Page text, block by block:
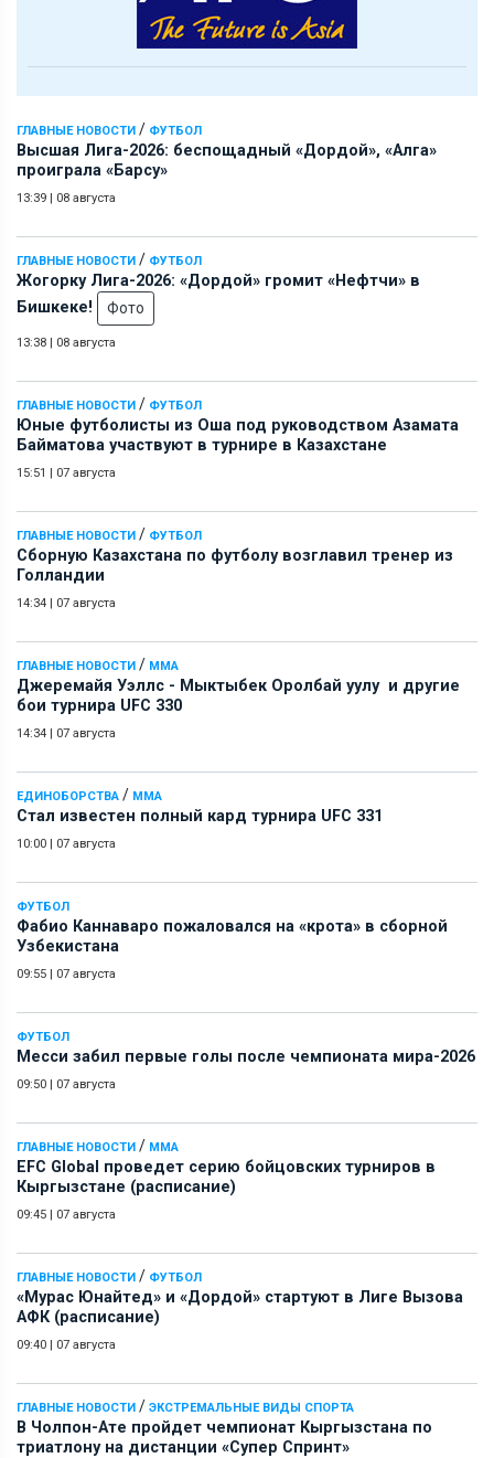
ГЛАВНЫЕ НОВОСТИ / ФУТБОЛ
Высшая Лига-2026: беспощадный «Дордой», «Алга»
проиграла «Барсу»
13:39 | 08 августа
ГЛАВНЫЕ НОВОСТИ / ФУТБОЛ
Жогорку Лига-2026: «Дордой» громит «Нефтчи» в
Бишкеке!
Фото
13:38 | 08 августа
ГЛАВНЫЕ НОВОСТИ / ФУТБОЛ
Юные футболисты из Оша под руководством Азамата
Байматова участвуют в турнире в Казахстане
15:51 | 07 августа
ГЛАВНЫЕ НОВОСТИ / ФУТБОЛ
Сборную Казахстана по футболу возглавил тренер из
Голландии
14:34 | 07 августа
ГЛАВНЫЕ НОВОСТИ / ММА
Джеремайя Уэллс - Мыктыбек Оролбай уулу и другие
бои турнира UFC 330
14:34 | 07 августа
ЕДИНОБОРСТВА / ММА
Стал известен полный кард турнира UFC 331
10:00 | 07 августа
ФУТБОЛ
Фабио Каннаваро пожаловался на «крота» в сборной
Узбекистана
09:55 | 07 августа
ФУТБОЛ
Месси забил первые голы после чемпионата мира-2026
09:50 | 07 августа
ГЛАВНЫЕ НОВОСТИ / ММА
EFC Global проведет серию бойцовских турниров в
Кыргызстане (расписание)
09:45 | 07 августа
ГЛАВНЫЕ НОВОСТИ / ФУТБОЛ
«Мурас Юнайтед» и «Дордой» стартуют в Лиге Вызова
АФК (расписание)
09:40 | 07 августа
ГЛАВНЫЕ НОВОСТИ / ЭКСТРЕМАЛЬНЫЕ ВИДЫ СПОРТА
В Чолпон-Ате пройдет чемпионат Кыргызстана по
триатлону на дистанции «Супер Спринт»